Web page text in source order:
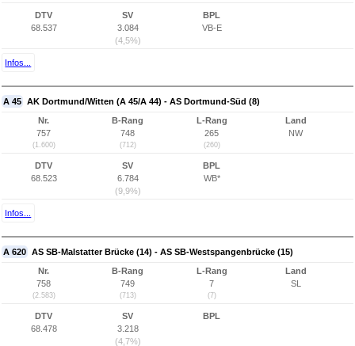
DTV
68.537
SV
3.084
(4,5%)
BPL
VB-E
Infos...
A 45 AK Dortmund/Witten (A 45/A 44) - AS Dortmund-Süd (8)
Nr.
757
(1.600)
B-Rang
748
(712)
L-Rang
265
(260)
Land
NW
DTV
68.523
SV
6.784
(9,9%)
BPL
WB*
Infos...
A 620 AS SB-Malstatter Brücke (14) - AS SB-Westspangenbrücke (15)
Nr.
758
(2.583)
B-Rang
749
(713)
L-Rang
7
(7)
Land
SL
DTV
68.478
SV
3.218
(4,7%)
BPL